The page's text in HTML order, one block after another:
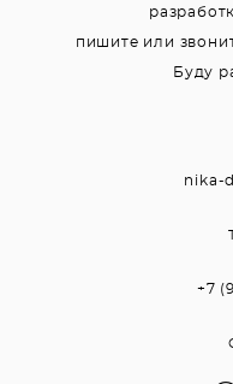
пишите или
Буду
nika-
+7